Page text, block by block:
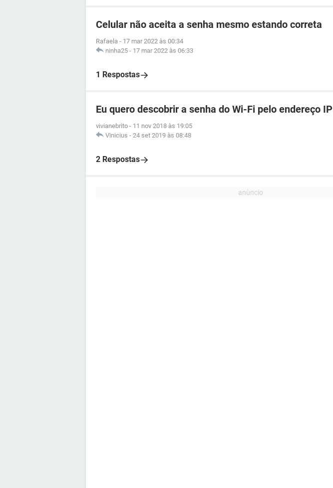
Celular não aceita a senha mesmo estando correta
Rafaela - 17 mar 2022 às 00:34
ninha25 - 17 mar 2022 às 06:33
1 Respostas
Eu quero descobrir a senha do Wi-Fi pelo endereço IP
vivianebrito - 11 nov 2018 às 19:05
Vinicius - 24 set 2019 às 08:48
2 Respostas